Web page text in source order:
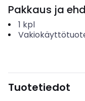
Pakkaus ja
1 kpl
Tuotetiedot